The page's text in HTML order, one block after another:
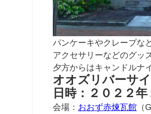
パンケーキやクレープな
アクセサリーなどのグッ
夕方からはキャンドルナ
オオズリバーサ
日時：２０２２年
会場： おおず赤煉瓦館 （